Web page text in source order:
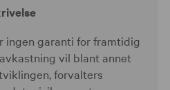
ingen garanti for framtidig
vil blant annet
forvalters